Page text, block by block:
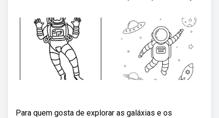
Para quem gosta de explorar as galáxias e os